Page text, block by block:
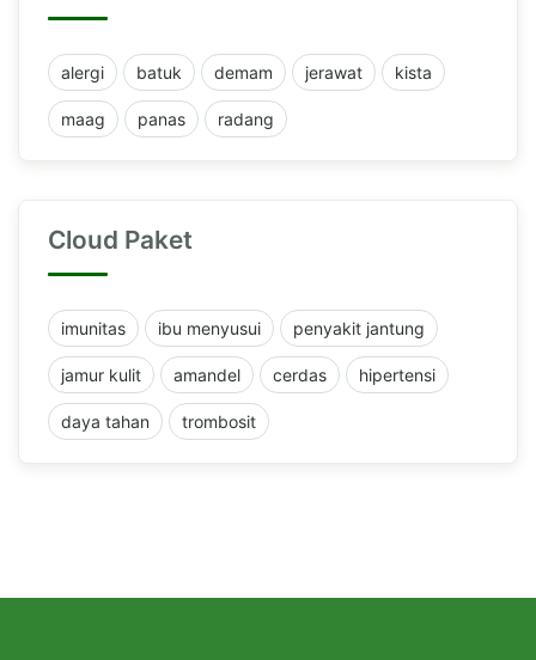
alergi batuk demam jerawat kista
maag panas radang
Cloud Paket
imunitas ibu menyusui penyakit jantung
jamur kulit amandel cerdas hipertensi
daya tahan trombosit